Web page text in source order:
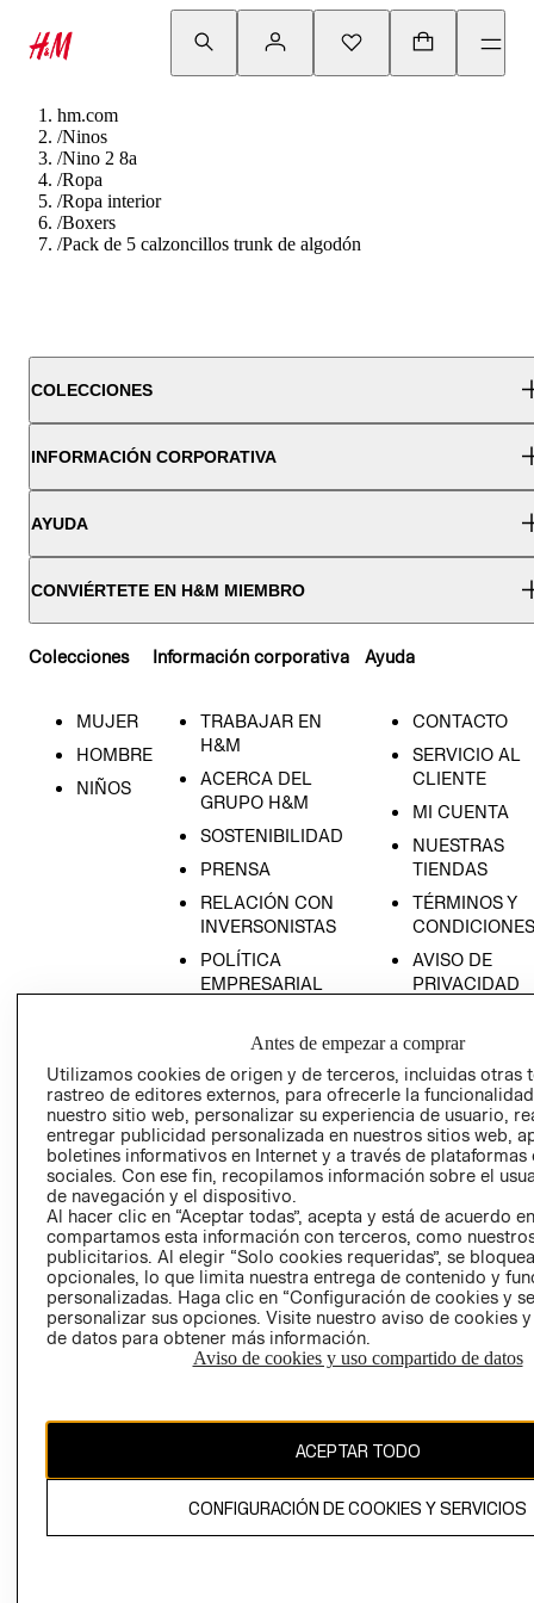
hm.com
/Ninos
/Nino 2 8a
/Ropa
/Ropa interior
/Boxers
/Pack de 5 calzoncillos trunk de algodón
COLECCIONES
INFORMACIÓN CORPORATIVA
AYUDA
CONVIÉRTETE EN H&M MIEMBRO
Colecciones
MUJER
HOMBRE
NIÑOS
Información corporativa
TRABAJAR EN
H&M
ACERCA DEL
GRUPO H&M
SOSTENIBILIDAD
PRENSA
RELACIÓN CON
INVERSONISTAS
POLÍTICA
EMPRESARIAL
Ayuda
CONTACTO
SERVICIO AL
CLIENTE
MI CUENTA
NUESTRAS
TIENDAS
TÉRMINOS Y
CONDICIONES
AVISO DE
PRIVACIDAD
AVISO DE
COOKIES
LIBRO DE
Ecuador ($)
CAMBIAR REGIÓN
El contenido de esta página web está protegido por copyright y es
Antes de empezar a comprar
Utilizamos cookies de origen y de terceros, incluidas otras
rastreo de editores externos, para ofrecerle la
nuestro sitio web, personalizar su experiencia de usuario,
entregar publicidad personalizada en nuestros sitios web,
boletines informativos en Internet y a través de plataformas
sociales. Con ese fin, recopilamos información sobre el
de navegación y el dispositivo.
Al hacer clic en “Aceptar todas”, acepta y está de acuerdo
compartamos esta información con terceros, como
publicitarios. Al elegir “Solo cookies requeridas”, se
opcionales, lo que limita nuestra entrega de contenido y
personalizadas. Haga clic en “Configuración de cookies y
personalizar sus opciones. Visite nuestro aviso de cookies
de datos para obtener más información.
Aviso de cookies y uso compartido de datos
ACEPTAR TODO
CONFIGURACIÓN DE COOKIES Y SERVICIOS